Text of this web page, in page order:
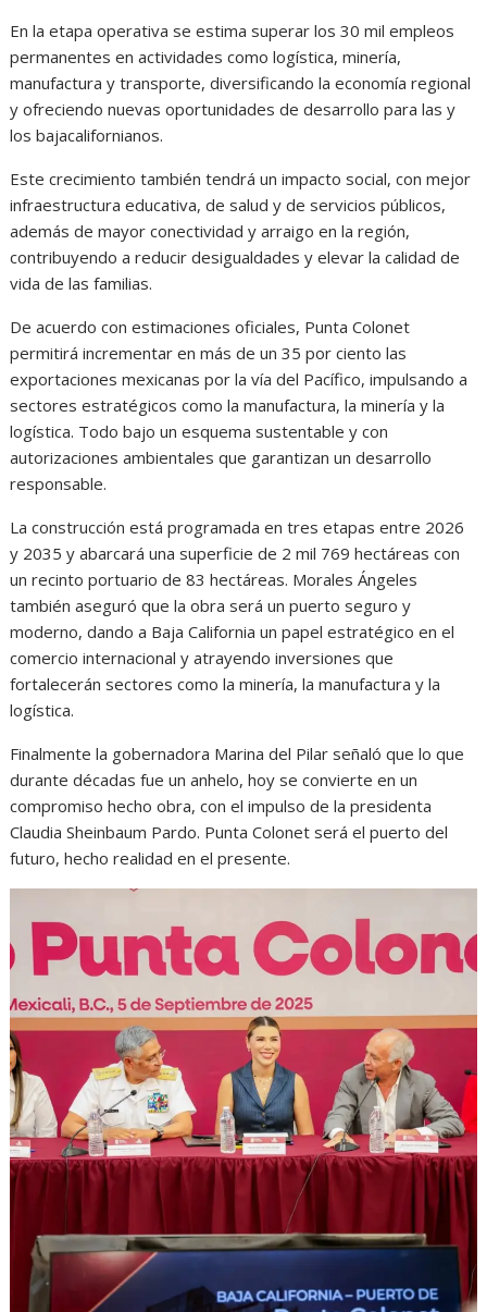
En la etapa operativa se estima superar los 30 mil empleos
permanentes en actividades como logística, minería,
manufactura y transporte, diversificando la economía regional
y ofreciendo nuevas oportunidades de desarrollo para las y
los bajacalifornianos.
Este crecimiento también tendrá un impacto social, con mejor
infraestructura educativa, de salud y de servicios públicos,
además de mayor conectividad y arraigo en la región,
contribuyendo a reducir desigualdades y elevar la calidad de
vida de las familias.
De acuerdo con estimaciones oficiales, Punta Colonet
permitirá incrementar en más de un 35 por ciento las
exportaciones mexicanas por la vía del Pacífico, impulsando a
sectores estratégicos como la manufactura, la minería y la
logística. Todo bajo un esquema sustentable y con
autorizaciones ambientales que garantizan un desarrollo
responsable.
La construcción está programada en tres etapas entre 2026
y 2035 y abarcará una superficie de 2 mil 769 hectáreas con
un recinto portuario de 83 hectáreas. Morales Ángeles
también aseguró que la obra será un puerto seguro y
moderno, dando a Baja California un papel estratégico en el
comercio internacional y atrayendo inversiones que
fortalecerán sectores como la minería, la manufactura y la
logística.
Finalmente la gobernadora Marina del Pilar señaló que lo que
durante décadas fue un anhelo, hoy se convierte en un
compromiso hecho obra, con el impulso de la presidenta
Claudia Sheinbaum Pardo. Punta Colonet será el puerto del
futuro, hecho realidad en el presente.